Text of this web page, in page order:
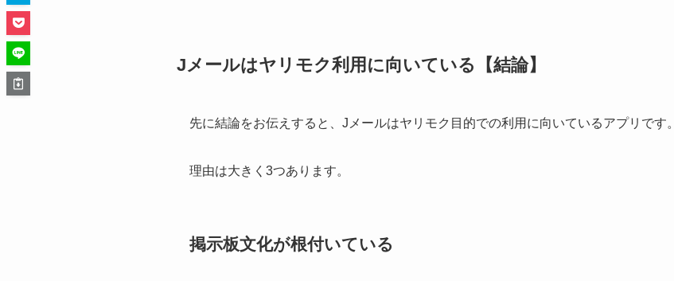
Jメールはヤリモク利用に向いている【結論】
先に結論をお伝えすると、Jメールはヤリモク目的での利用に向いているアプリです。
理由は大きく3つあります。
掲示板文化が根付いている